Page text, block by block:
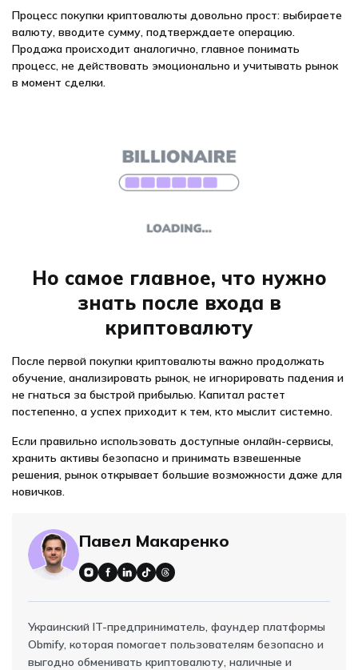
Процесс покупки криптовалюты довольно прост: выбираете
валюту, вводите сумму, подтверждаете операцию.
Продажа происходит аналогично, главное понимать
процесс, не действовать эмоционально и учитывать рынок
в момент сделки.
Но самое главное, что нужно
знать после входа в
криптовалюту
После первой покупки криптовалюты важно продолжать
обучение, анализировать рынок, не игнорировать падения и
не гнаться за быстрой прибылью. Капитал растет
постепенно, а успех приходит к тем, кто мыслит системно.
Если правильно использовать доступные онлайн-сервисы,
хранить активы безопасно и принимать взвешенные
решения, рынок открывает большие возможности даже для
новичков.
Павел Макаренко
Украинский IT-предприниматель, фаундер платформы
Obmify, которая помогает пользователям безопасно и
выгодно обменивать криптовалюту, наличные и